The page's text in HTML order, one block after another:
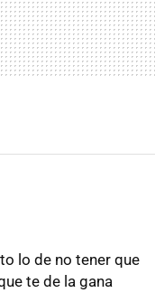
lo de no tener que
te de la gana